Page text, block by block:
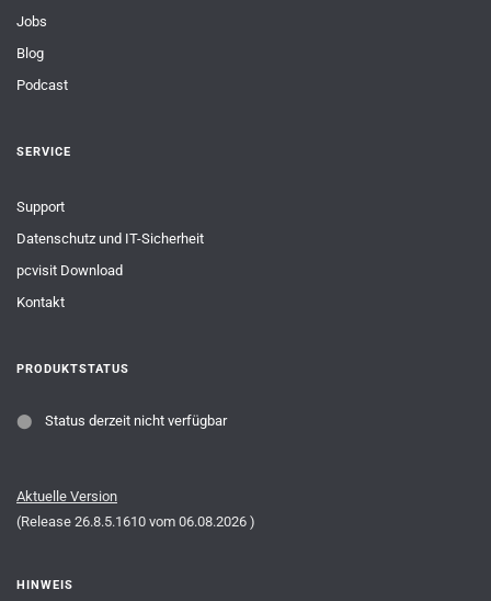
Jobs
Blog
Podcast
SERVICE
Support
Datenschutz und IT-Sicherheit
pcvisit Download
Kontakt
PRODUKTSTATUS
⬤ Status derzeit nicht verfügbar
Aktuelle Version
(Release 26.8.5.1610 vom 06.08.2026 )
HINWEIS